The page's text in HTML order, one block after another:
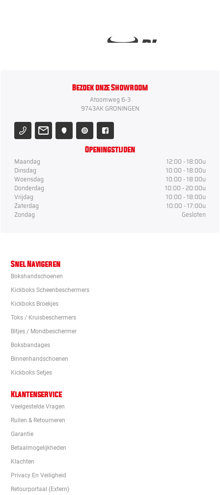
Bezoek onze Showroom
Atoomweg 6-3
9743AK GRONINGEN
Openingstijden
Maandag
12:00 - 18:00u
Dinsdag
10:00 - 18:00u
Woensdag
10:00 - 18:00u
Donderdag
10:00 - 20:00u
Vrijdag
10:00 - 18:00u
Zaterdag
10:00 - 17:00u
Zondag
Gesloten
Snel Navigeren
Bokshandschoenen
Kickboks Scheenbeschermers
Kickboks Broekjes
Toks / Kruisbeschermers
Bitjes / Mondbeschermer
Boksbandages
Binnenhandschoenen
Kickboks Setjes
Klantenservice
Veelgestelde Vragen
Ruilen & Retourneren
Garantie
Betaalmogelijkheden
Klachten
Privacy En Veiligheid
Retourportaal (extern)